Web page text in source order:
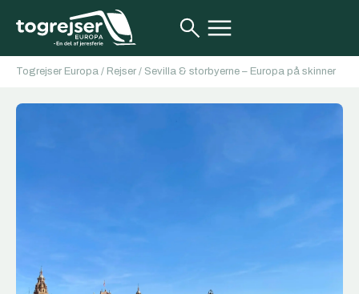
Togrejser Europa / Rejser / Sevilla & storbyerne – Europa på skinner